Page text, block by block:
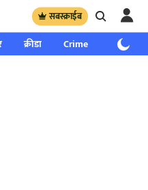
सबस्क्राईब
क्रीडा Crime साप्ताहिक